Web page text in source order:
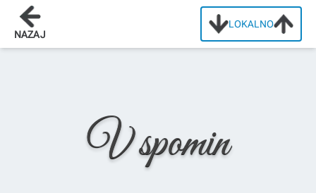
LOKALNO
NAZAJ
Domov
V spomin